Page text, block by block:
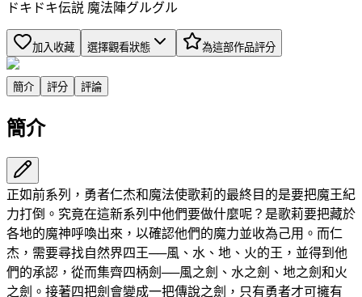
ドキドキ伝説 魔法陣グルグル
加入收藏 選擇觀看狀態 為這部作品評分
簡介 評分 評論
簡介
正如前系列，勇者仁杰和魔法使歌莉的最終目的是要把魔王紀
力打倒。究竟在這新系列中他們要做什麼呢？是歌莉要把藏於
各地的魔神呼喚出來，以確認他們的魔力並收為己用。而仁
杰，需要尋找自然界四王──風、水、地、火的王，並得到他
們的承認，從而集齊四柄劍──風之劍、水之劍、地之劍和火
之劍。接著四把劍會變成一把傳說之劍，只有勇者才可擁有